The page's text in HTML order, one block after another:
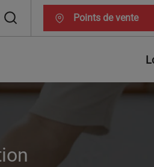
Points de vente